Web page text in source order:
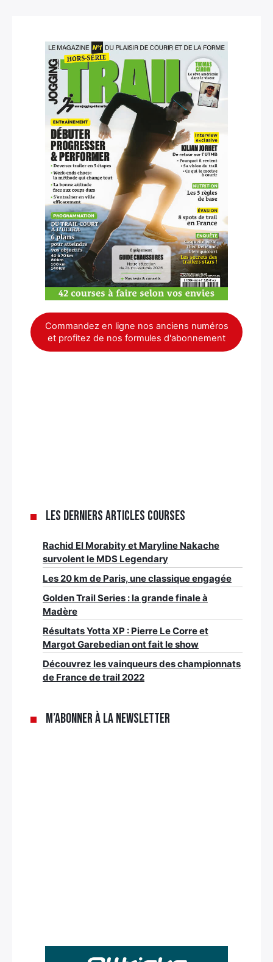
Commandez en ligne nos anciens numéros
et profitez de nos formules d'abonnement
Les derniers articles Courses
Rachid El Morabity et Maryline Nakache
survolent le MDS Legendary
Les 20 km de Paris, une classique engagée
Golden Trail Series : la grande finale à
Madère
Résultats Yotta XP : Pierre Le Corre et
Margot Garebedian ont fait le show
Découvrez les vainqueurs des championnats
de France de trail 2022
M’abonner à la newsletter
Rechercher